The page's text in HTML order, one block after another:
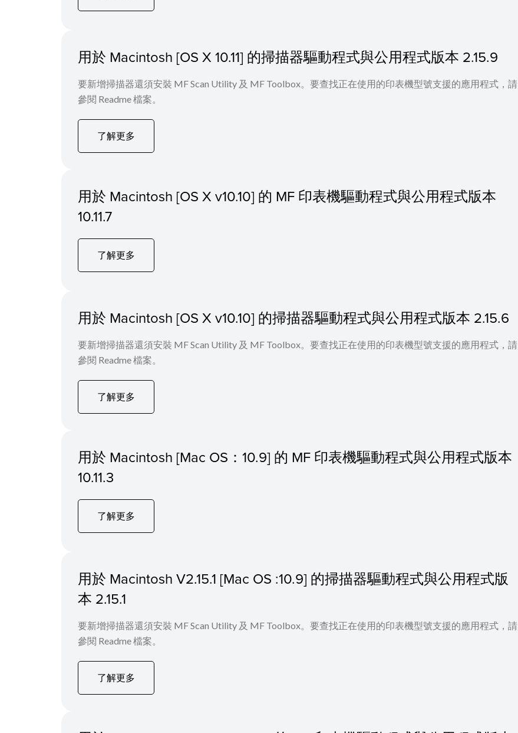
用於 Macintosh [OS X 10.11] 的掃描器驅動程式與公用程式版本 2.15.9
要新增掃描器還須安裝 MF Scan Utility 及 MF Toolbox。要查找正在使用的印表機型號支援的應用程式，請
參閱 Readme 檔案。
了解更多
用於 Macintosh [OS X v10.10] 的 MF 印表機驅動程式與公用程式版本
10.11.7
了解更多
用於 Macintosh [OS X v10.10] 的掃描器驅動程式與公用程式版本 2.15.6
要新增掃描器還須安裝 MF Scan Utility 及 MF Toolbox。要查找正在使用的印表機型號支援的應用程式，請
參閱 Readme 檔案。
了解更多
用於 Macintosh [Mac OS：10.9] 的 MF 印表機驅動程式與公用程式版本
10.11.3
了解更多
用於 Macintosh V2.15.1 [Mac OS :10.9] 的掃描器驅動程式與公用程式版
本 2.15.1
要新增掃描器還須安裝 MF Scan Utility 及 MF Toolbox。要查找正在使用的印表機型號支援的應用程式，請
參閱 Readme 檔案。
了解更多